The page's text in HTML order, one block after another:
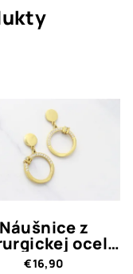
Náušnice z
ocele
Ring Gold
€16,90